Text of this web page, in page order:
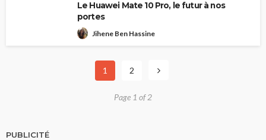
Le Huawei Mate 10 Pro, le futur à nos
portes
Jihene Ben Hassine
1 2
Page 1 of 2
PUBLICITÉ